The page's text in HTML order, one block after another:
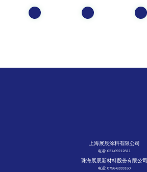
上海展辰涂料有限公司
电话: 021-69212811
珠海展辰新材料股份有限公司
电话: 0756-6333160